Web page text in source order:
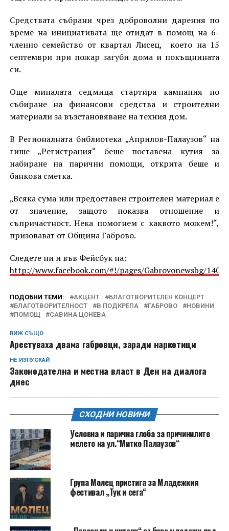
Средствата събрани чрез доброволни дарения по
време на инициативата ще отидат в помощ на 6-
членно семейство от квартал Лисец, което на 15
септември при пожар загуби дома и покъщнината
си.
Още миналата седмица стартира кампания по
събиране на финансови средства и строителни
материали за възстановяване на техния дом.
В Регионалната библиотека „Априлов-Палаузов“ на
гише „Регистрация“ беше поставена кутия за
набиране на парични помощи, открита беше и
банкова сметка.
„Всяка сума или предоставен строителен материал е
от значение, защото показва отношение и
съпричастност. Нека помогнем с каквото можем!“,
призовават от Община Габрово.
Следете ни и във Фейсбук на:
http://www.facebook.com/#!/pages/Gabrovonewsbg/
ПОДОБНИ ТЕМИ: АКЦЕНТ
БЛАГОТВОРИТЕЛЕН КОНЦЕРТ
БЛАГОТВОРИТЕЛНОСТ
В ПОДКРЕПА ГАБРОВО
НОВИНИ
ПОМОЩ
САВИНА ЦОНЕВА
ВИЖ СЪЩО
Арестуваха двама габровци, заради наркотици
НЕ ИЗПУСКАЙ
Законодателна и местна власт в Ден на диалога
днес
СХОДНИ НОВИНИ
Условна и парична глоба за причинилите
мелето на ул.“Митко Палаузов“
Група Молец пристига за Младежкия
фестивал „Тук и сега“